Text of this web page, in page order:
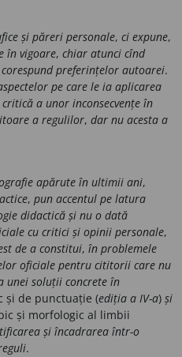
și păreri personale, ci expune,
în vigoare, chiar atunci cînd
preferințelor autoarei.
pe care le ia aplicarea
a unor inconsecvențe în
a regulilor, dar nu acesta a
apărute în ultimii ani,
, pun accentul pe latura
didactică și nu o dată
cu critici și opinii personale,
de a constitui, în problemele
oficiale pentru cititorii care nu
unei soluții concrete în
și de punctuație (ediția a IV-a) și
și morfologic al limbii
și încadrarea într-o
.